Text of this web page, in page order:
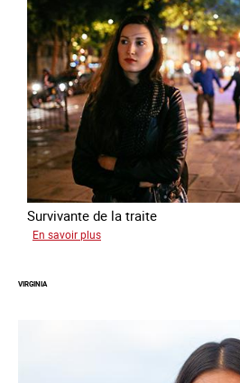
Survivante de la traite
En savoir plus
VIRGINIA